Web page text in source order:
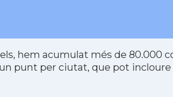
hem acumulat més de 80.000
punt per ciutat, que pot